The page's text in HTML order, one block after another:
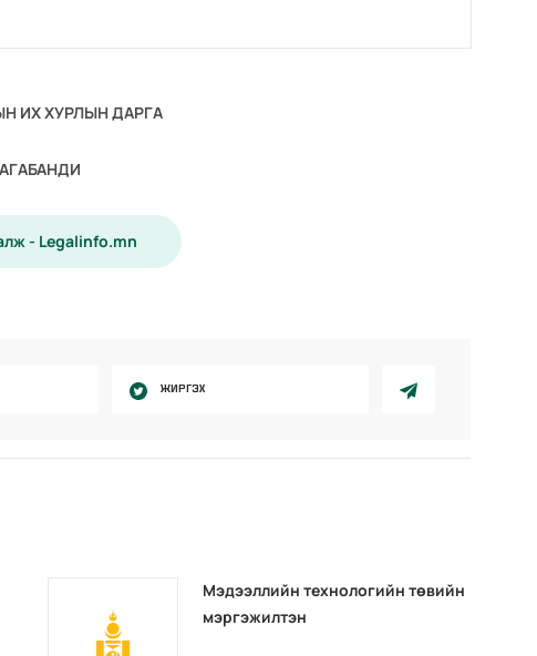
ИХ ХУРЛЫН ДАРГА
- Legalinfo.mn
ЖИРГЭХ
Мэдээллийн технологийн төвийн
мэргэжилтэн